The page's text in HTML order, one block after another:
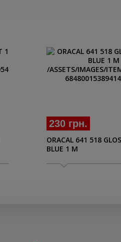
230 грн.
ORACAL 641 518
BLUE 1 M